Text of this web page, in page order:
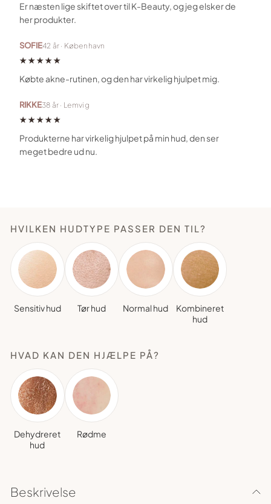
Er næsten lige skiftet over til K-Beauty, og jeg elsker de
her produkter.
SOFIE42 år · København
★★★★★
Købte akne-rutinen, og den har virkelig hjulpet mig.
RIKKE38 år · Lemvig
★★★★★
Produkterne har virkelig hjulpet på min hud, den ser
meget bedre ud nu.
Beskrivelse
HVILKEN HUDTYPE PASSER DEN TIL?
Sensitiv hud Tør hud Normal hud
Kombineret
hud
HVAD KAN DEN HJÆLPE PÅ?
Dehydreret
hud
Rødme